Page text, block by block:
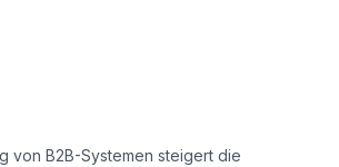
von B2B-Systemen steigert die